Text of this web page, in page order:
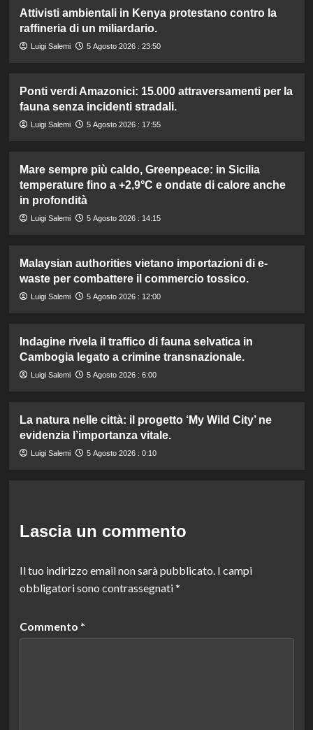
Attivisti ambientali in Kenya protestano contro la
raffineria di un miliardario.
Luigi Salemi 5 Agosto 2026 : 23:50
Ponti verdi Amazonici: 15.000 attraversamenti per la
fauna senza incidenti stradali.
Luigi Salemi 5 Agosto 2026 : 17:55
Mare sempre più caldo, Greenpeace: in Sicilia
temperature fino a +2,9°C e ondate di calore anche
in profondità
Luigi Salemi 5 Agosto 2026 : 14:15
Malaysian authorities vietano importazioni di e-
waste per combattere il commercio tossico.
Luigi Salemi 5 Agosto 2026 : 12:00
Indagine rivela il traffico di fauna selvatica in
Cambogia legato a crimine transnazionale.
Luigi Salemi 5 Agosto 2026 : 6:00
La natura nelle città: il progetto ‘My Wild City’ ne
evidenzia l’importanza vitale.
Luigi Salemi 5 Agosto 2026 : 0:10
Lascia un commento
Il tuo indirizzo email non sarà pubblicato. I campi
obbligatori sono contrassegnati*
Commento *